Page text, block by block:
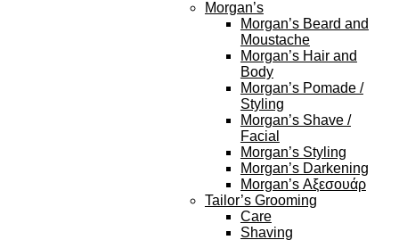
Morgan’s
Morgan’s Beard and
Moustache
Morgan’s Hair and
Body
Morgan’s Pomade /
Styling
Morgan’s Shave /
Facial
Morgan’s Styling
Morgan’s Darkening
Morgan’s Αξεσουάρ
Tailor’s Grooming
Care
Shaving